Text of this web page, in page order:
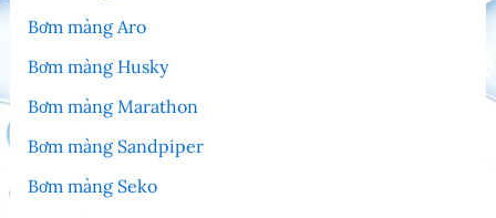
Bơm màng Aro
Bơm màng Husky
Bơm màng Marathon
Bơm màng Sandpiper
Bơm màng Seko